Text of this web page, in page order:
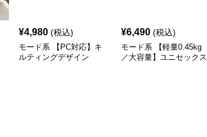
¥4,980 (税込)
モード系 【PC対応】キ
ルティングデザイン
¥6,490 (税込)
モード系 【軽量0.45kg
／大容量】ユニセックス